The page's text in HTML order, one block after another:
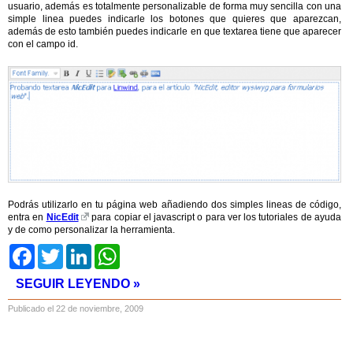
usuario, además es totalmente personalizable de forma muy sencilla con una
simple linea puedes indicarle los botones que quieres que aparezcan,
además de esto también puedes indicarle en que textarea tiene que aparecer
con el campo id.
Podrás utilizarlo en tu página web añadiendo dos simples lineas de código,
entra en NicEdit
para copiar el javascript o para ver los tutoriales de ayuda
y de como personalizar la herramienta.
FacebookTwitter LinkedIn
SEGUIR LEYENDO »
Publicado el 22 de noviembre, 2009